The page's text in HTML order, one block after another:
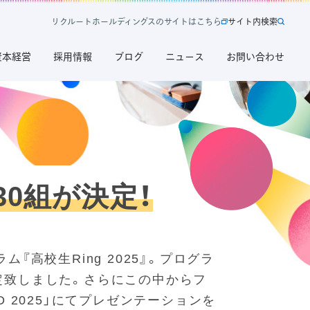
新
規
ブ
リ
ク
ル
ホ
ー
ル
リ クルー トホールディ ングスのサイ トはこち ら
サ
イ
内
検
索
サイ ト内検索
経営 採用情報 ブログ ニュース お問い合わせ
組が決定！
『高校生Ring 2025』。プログラ
しました。さらにこの中からフ
2025」にてプレゼンテーションを